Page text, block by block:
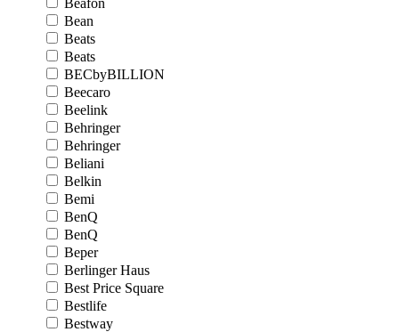
Beafon
Bean
Beats
Beats
BECbyBILLION
Beecaro
Beelink
Behringer
Behringer
Beliani
Belkin
Bemi
BenQ
BenQ
Beper
Berlinger Haus
Best Price Square
Bestlife
Bestway